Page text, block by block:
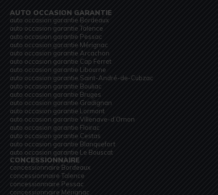
AUTO OCCASION GARANTIE
auto occasion garantie Bordeaux
auto occasion garantie Talence
auto occasion garantie Pessac
auto occasion garantie Mérignac
auto occasion garantie Arcachon
auto occasion garantie Cap Ferret
auto occasion garantie Libourne
auto occasion garantie Saint-André-de-Cubzac
auto occasion garantie Bouliac
auto occasion garantie Bruges
auto occasion garantie Gradignan
auto occasion garantie Lormont
auto occasion garantie Villenave-d’Ornon
auto occasion garantie Floirac
auto occasion garantie Cestas
auto occasion garantie Blanquefort
auto occasion garantie Le Bouscat
CONCESSIONNAIRE
concessionnaire Bordeaux
concessionnaire Talence
concessionnaire Pessac
concessionnaire Mérignac